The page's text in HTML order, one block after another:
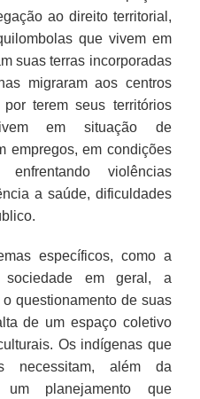
ao direito territorial,
que vivem em
suas terras incorporadas
migraram aos centros
terem seus territórios
em situação de
empregos, em condições
violências
a saúde, dificuldades
específicos, como a
sociedade em geral, a
questionamento de suas
de um espaço coletivo
Os indígenas que
necessitam, além da
um planejamento que